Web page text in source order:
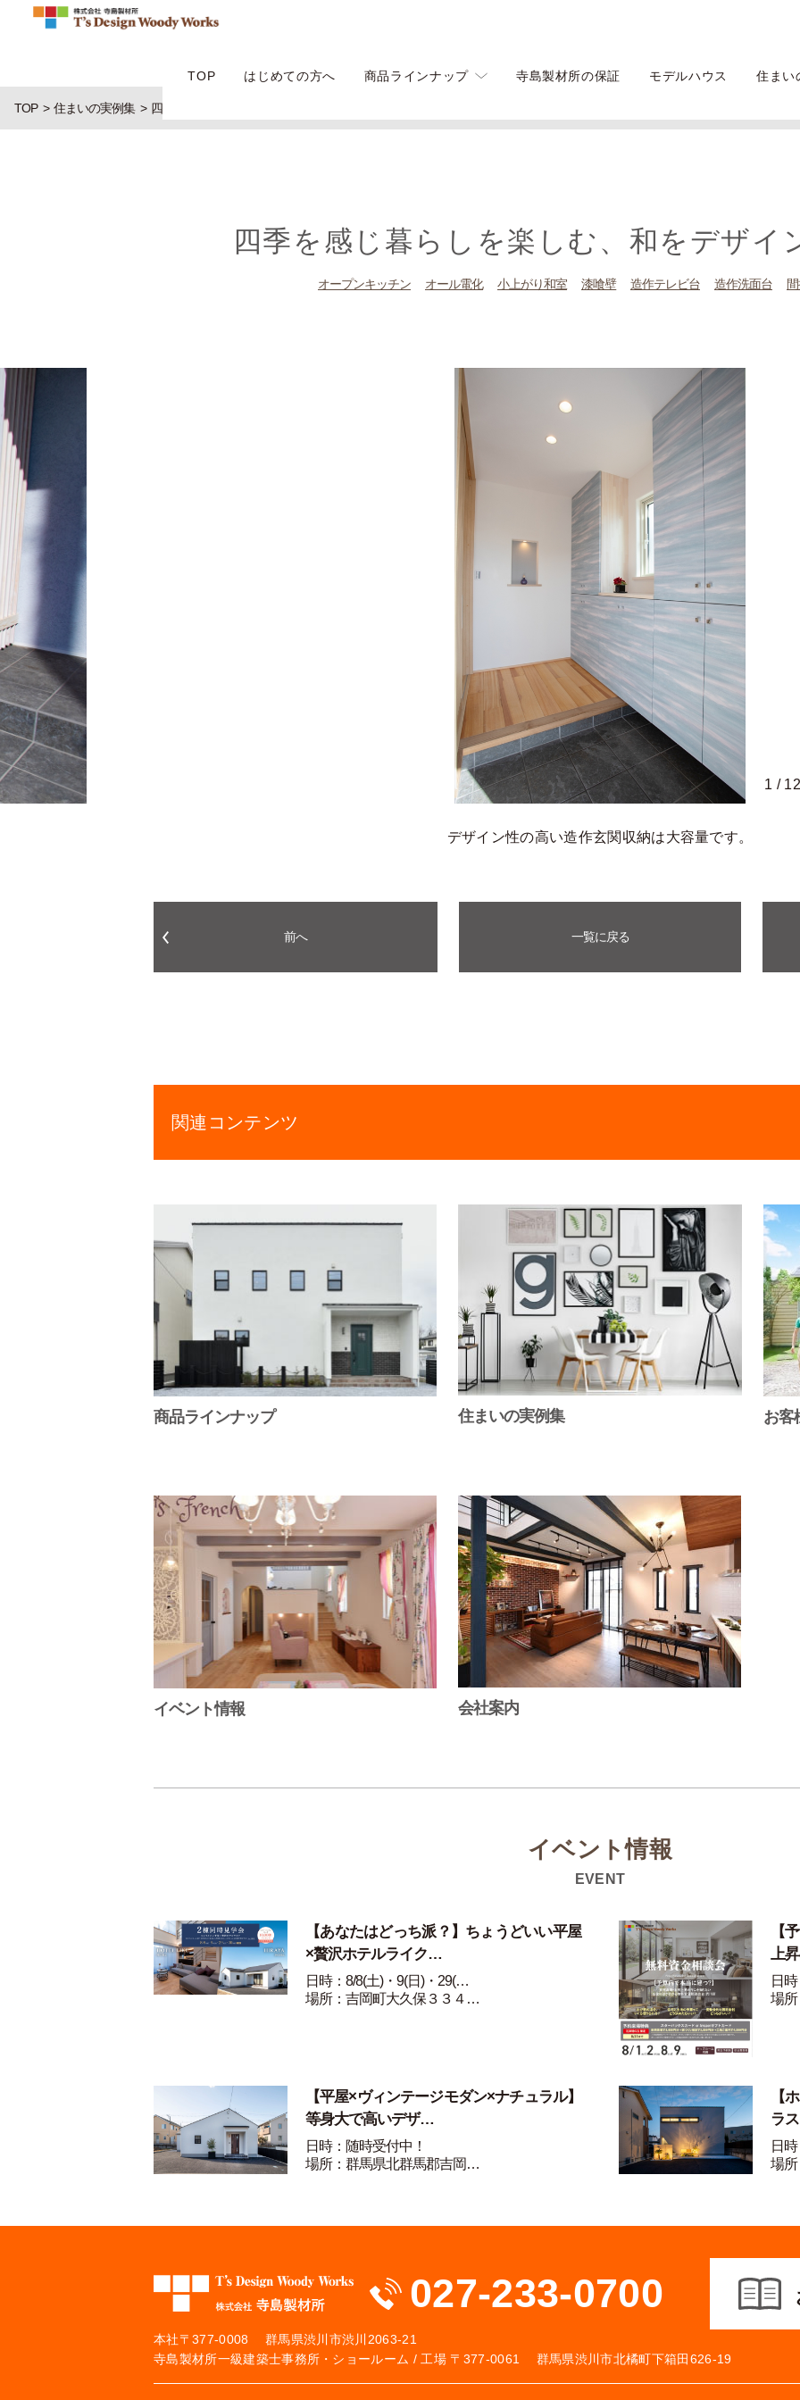
TOP はじめての方へ 商品ラインナップ 寺島製材所の保証 モデルハウス 住まい
TOP 住まいの実例集 四季を感じ暮らしを楽しむ、和をデザインする住まい
四季を感じ暮らしを楽しむ、和をデザイ
オープンキッチン オール電化 小上がり和室 漆喰壁 造作テレビ台 造作洗面台
デザイン性の高い造作玄関収納は大容量です。
1 / 12
前へ 一覧に戻る
関連コンテンツ
商品ラインナップ 住まいの実例集 お客
イベント情報 会社案内
イベント情報
EVENT
【あなたはどっち派？】ちょうどいい平屋
×贅沢ホテルライク…
日時：8/8(土)・9(日)・29(…
場所：吉岡町大久保３３４…
【
上
日
場
【平屋×ヴィンテージモダン×ナチュラル】
等身大で高いデザ…
日時：随時受付中！
場所：群馬県北群馬郡吉岡…
【
ラ
日
場
本社〒377-0008 群馬県渋川市渋川2063-21
寺島製材所一級建築士事務所・ショールーム / 工場 〒377-0061 群馬県渋川市北橘町下箱田626-19
027-233-0700